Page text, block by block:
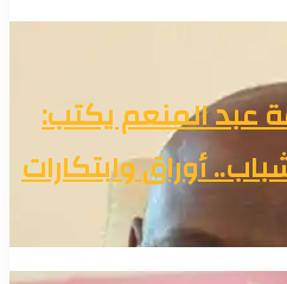
عبد المنعم يكتب:
أوراق وابتكارات